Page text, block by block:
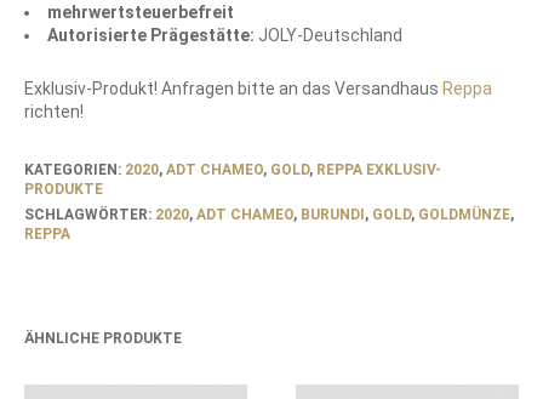
mehrwertsteuerbefreit
Autorisierte Prägestätte: JOLY-Deutschland
Exklusiv-Produkt! Anfragen bitte an das Versandhaus Reppa
richten!
KATEGORIEN: 2020, ADT CHAMEO, GOLD, REPPA EXKLUSIV-
PRODUKTE
SCHLAGWÖRTER: 2020, ADT CHAMEO, BURUNDI, GOLD, GOLDMÜNZE,
REPPA
ÄHNLICHE PRODUKTE